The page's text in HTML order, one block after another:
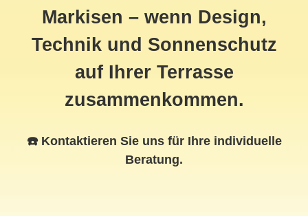
Markisen – wenn Design,
Technik und Sonnenschutz
auf Ihrer Terrasse
zusammenkommen.
☎️ Kontaktieren Sie uns für Ihre individuelle
Beratung.